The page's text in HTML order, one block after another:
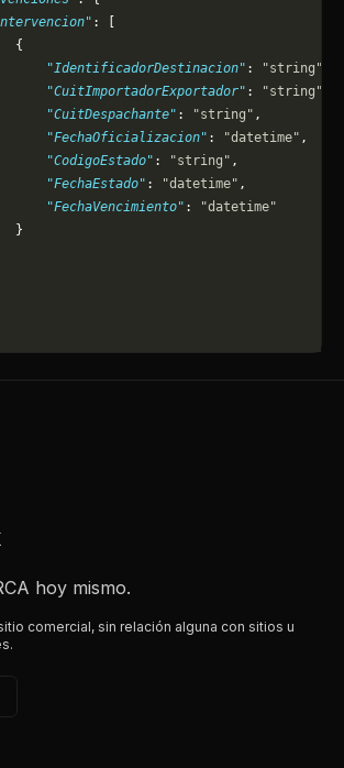
: [
{
"IdentificadorDestinacion"
: "string"
"CuitImportadorExportador"
: "string"
"CuitDespachante"
: "string" ,
"FechaOficializacion"
: "datetime" ,
"CodigoEstado"
: "string" ,
"FechaEstado"
: "datetime" ,
"FechaVencimiento"
:
"datetime"
}
hoy mismo.
comercial, sin relación alguna con sitios u